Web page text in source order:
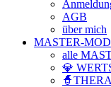
AGB
über mich
MASTER-
alle
💎